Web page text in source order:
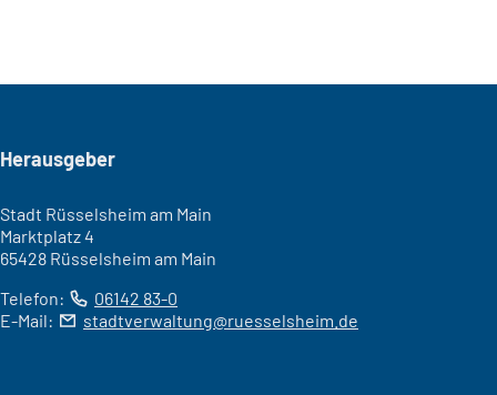
Seitenfuß
Herausgeber
Stadt Rüsselsheim am Main
Marktplatz 4
65428 Rüsselsheim am Main
Telefon:
06142 83-0
E-Mail:
stadtverwaltung ruesselsheim de